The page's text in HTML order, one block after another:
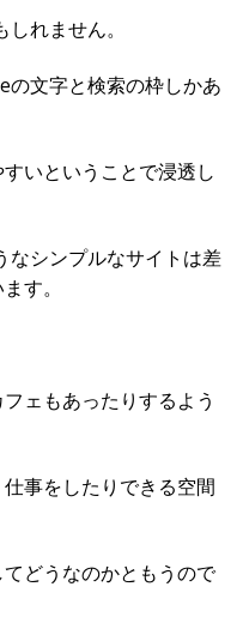
れません。
文字と検索の枠しかあ
いということで浸透し
シンプルなサイトは差
す。
ェもあったりするよう
事をしたりできる空間
どうなのかともうので